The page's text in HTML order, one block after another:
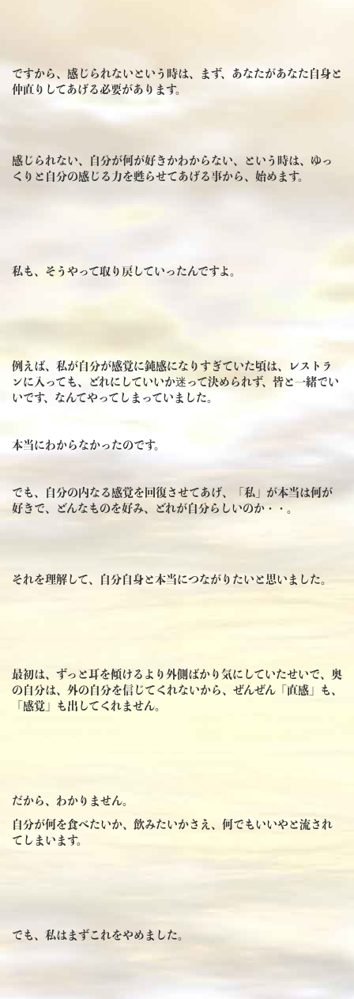
ですから、感じられないという時は、まず、あなたがあなた自身と
仲直りしてあげる必要があります。
感じられない、自分が何が好きかわからない、という時は、ゆっ
くりと自分の感じる力を甦らせてあげる事から、始めます。
私も、そうやって取り戻していったんですよ。
例えば、私が自分が感覚に鈍感になりすぎていた頃は、レストラ
ンに入っても、どれにしていいか迷って決められず、皆と一緒でい
いです、なんてやってしまっていました。
本当にわからなかったのです。
でも、自分の内なる感覚を回復させてあげ、「私」が本当は何が
好きで、どんなものを好み、どれが自分らしいのか・・。
それを理解して、自分自身と本当につながりたいと思いました。
最初は、ずっと耳を傾けるより外側ばかり気にしていたせいで、奥
の自分は、外の自分を信じてくれないから、ぜんぜん「直感」も、
「感覚」も出してくれません。
だから、わかりません。
自分が何を食べたいか、飲みたいかさえ、何でもいいやと流され
てしまいます。
でも、私はまずこれをやめました。